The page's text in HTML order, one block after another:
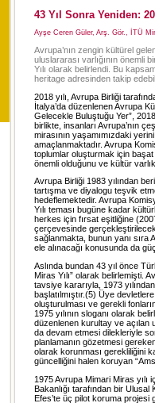
43 Yıl Sonra Yeniden:
Ayşe Ceren Güler, Arş. Gör., İTÜ
Avrupa’nın zengin kültürel
uluslararası varlığının önemli
Yılı olarak belirlendi. Bu
heritage adresinden takip
2018 yılı, Avrupa Birliği
İtalya’da düzenlenen Avrupa
Gelecekle Buluştuğu Yer”,
birlikte, insanları Avrupa’nın
mirasının yaşamımızdaki
amaçlanmaktadır. Avrupa
toplumlar oluşturmak için başat
önemli olduğunu ve kültür
Avrupa Birliği 1983 yılından
tartışma ve diyalogu teşvik
hedeflemektedir. Avrupa
Yılı teması bugüne kadar
herkes için fırsat eşitliğine
çerçevesinde
sağlanmakta, bunun yanı sıra
ele alınacağı konusunda da
Aslında bundan 43 yıl önce
Miras Yılı” olarak belirlemişti.
tavsiye kararıyla, 1973
başlatılmıştır.(5) Üye
oluşturulması ve gerekli
1975 yılının sloganı olarak
düzenlenen kurultay ve açılan
da devam etmesi dilekleriyle
planlamanın gözetmesi
olarak korunması gerekliliğini
güncelliğini halen koruyan
1975 Avrupa Mimari Miras yılı
Bakanlığı tarafından bir
Efes’te üç pilot koruma